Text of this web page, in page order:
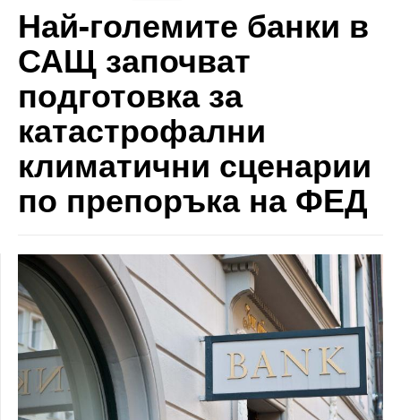
Най-големите банки в
САЩ започват
подготовка за
катастрофални
климатични сценарии
по препоръка на ФЕД